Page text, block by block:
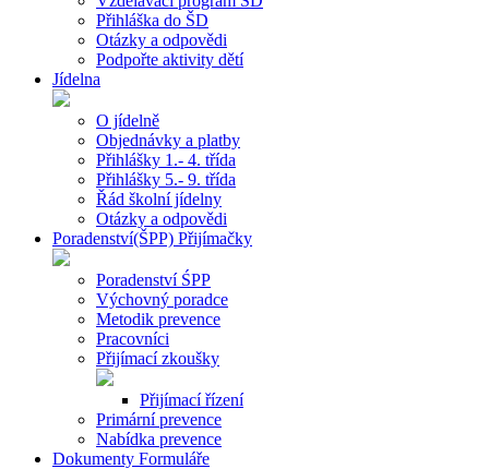
Přihláška do ŠD
Otázky a odpovědi
Podpořte aktivity dětí
Jídelna
O jídelně
Objednávky a platby
Přihlášky 1.- 4. třída
Přihlášky 5.- 9. třída
Řád školní jídelny
Otázky a odpovědi
Poradenství(ŠPP) Přijímačky
Poradenství ŚPP
Výchovný poradce
Metodik prevence
Pracovníci
Přijímací zkoušky
Přijímací řízení
Primární prevence
Nabídka prevence
Dokumenty Formuláře